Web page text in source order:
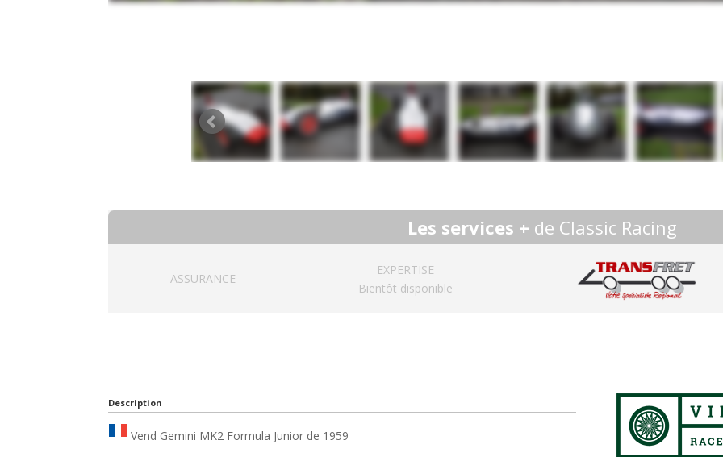
Les services + de Classic Racing
ASSURANCE
EXPERTISE
Bientôt disponible
Description
Vend Gemini MK2 Formula Junior de 1959